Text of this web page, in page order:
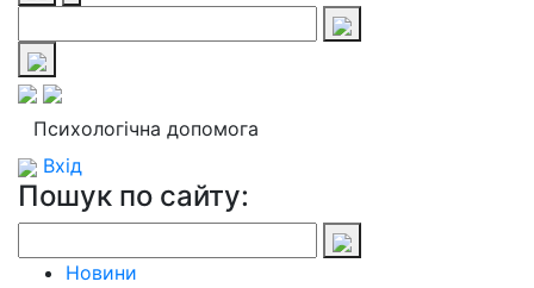
Психологічна допомога
Вхід
Пошук по сайту:
Новини